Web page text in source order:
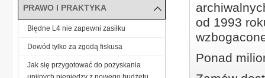
od 1993
Ponad
PRAWO I PRAKTYKA
Błędne L4 nie zapewni zasiłku
Dowód tylko za zgodą fiskusa
Jak się przygotować do pozyskania